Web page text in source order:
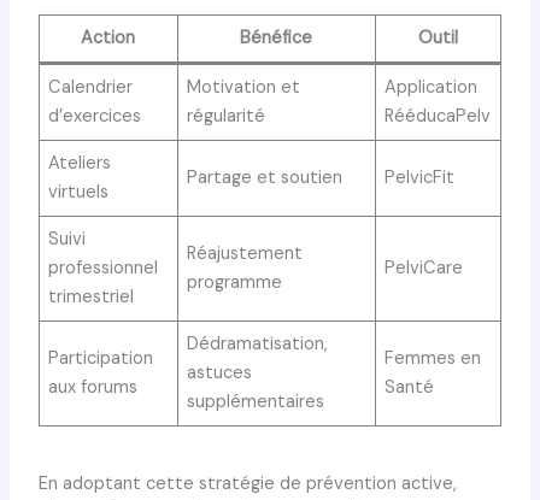
Action Bénéfice Outil
Calendrier
d’exercices
Motivation et
régularité
Application
RééducaPelv
Ateliers
virtuels
Partage et soutien PelvicFit
Suivi
professionnel
trimestriel
Réajustement
programme
PelviCare
Participation
aux forums
Dédramatisation,
astuces
supplémentaires
Femmes en
Santé
En adoptant cette stratégie de prévention active,